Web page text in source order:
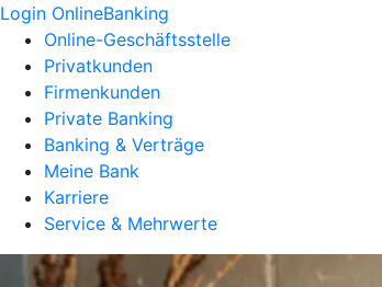
Login OnlineBanking
Online-Geschäftsstelle
Privatkunden
Firmenkunden
Private Banking
Banking & Verträge
Meine Bank
Karriere
Service & Mehrwerte